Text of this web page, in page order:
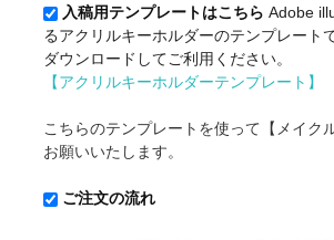
入稿用テンプレートはこちら Adobe
るアクリルキーホルダーのテンプレート
ダウンロードしてご利用ください。
【アクリルキーホルダーテンプレート】
こちらのテンプレートを使って【メイク
お願いいたします。
ご注文の流れ